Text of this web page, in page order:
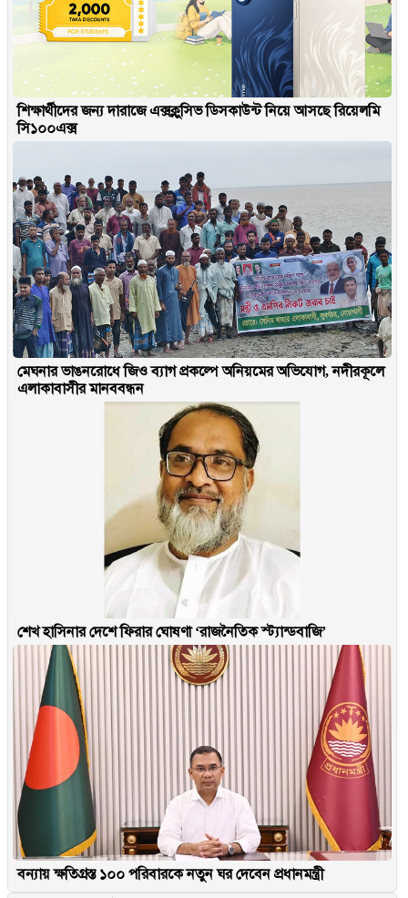
শিক্ষার্থীদের জন্য দারাজে এক্সক্লুসিভ ডিসকাউন্ট নিয়ে আসছে রিয়েলমি
সি১০০এক্স
মেঘনার ভাঙনরোধে জিও ব্যাগ প্রকল্পে অনিয়মের অভিযোগ, নদীরকূলে
এলাকাবাসীর মানববন্ধন
শেখ হাসিনার দেশে ফিরার ঘোষণা ‘রাজনৈতিক স্ট্যান্ডবাজি’
বন্যায় ক্ষতিগ্রস্ত ১০০ পরিবারকে নতুন ঘর দেবেন প্রধানমন্ত্রী